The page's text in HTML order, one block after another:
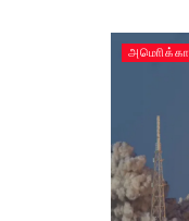
அமொிக்கா